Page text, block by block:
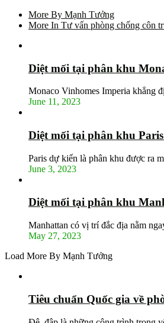
More By Mạnh Tưởng
More In Tư vấn phòng chống côn
Diệt mối tại phân khu
Monaco Vinhomes Imperia khẳng
June 11, 2023
Diệt mối tại phân khu
Paris dự kiến là phân khu được ra
June 3, 2023
Diệt mối tại phân khu
Manhattan có vị trí đắc địa nằm
May 27, 2023
Load More By Mạnh Tưởng
Tiêu chuẩn Quốc gia về